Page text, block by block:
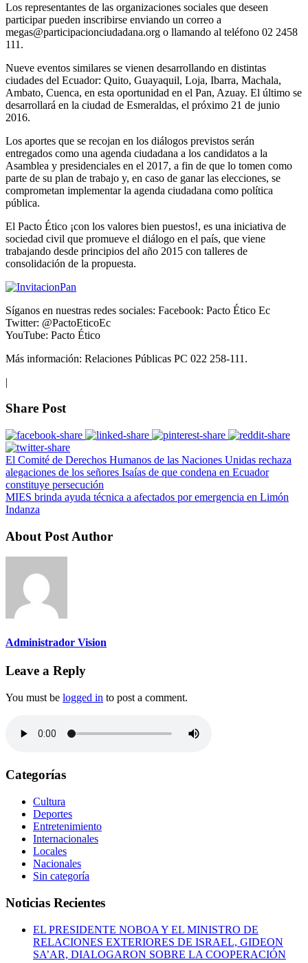
Los representantes de las organizaciones sociales que deseen
participar pueden inscribirse enviando un correo a
megas@participacionciudadana.org o llamando al teléfono 02 2458
111.
Nueve eventos similares se vienen desarrollando en distintas
ciudades del Ecuador: Quito, Guayaquil, Loja, Ibarra, Machala,
Ambato, Cuenca, en esta oportunidad en el Pan, Azuay. El último se
desarrollará en la ciudad de Esmeraldas, el próximo 21 de junio
2016.
Los aportes que se recojan en los diálogos previstos serán
entregados como una agenda ciudadana a los candidatos a la
Asamblea y presidenciales en el 2017, a fin de que lo tomen como
parte de su plan de trabajo y, en caso de ganar las elecciones, se
comprometan implementar la agenda ciudadana como política
pública.
El Pacto Ético ¡con los valores bien puestos!, es una iniciativa de
sociedad civil que promueve el diálogo en el país, que viene
trabajando desde principios del año 2015 con talleres de
consolidación de la propuesta.
Síganos en nuestras redes sociales: Facebook: Pacto Ético Ec
Twitter: @PactoEticoEc
YouTube: Pacto Ético
Más información: Relaciones Públicas PC 022 258-111.
|
Share Post
El Comité de Derechos Humanos de las Naciones Unidas rechaza
alegaciones de los señores Isaías de que condena en Ecuador
constituye persecución
MIES brinda ayuda técnica a afectados por emergencia en Limón
Indanza
About Post Author
Administrador Vision
Leave a Reply
You must be logged in to post a comment.
Categorías
Cultura
Deportes
Entretenimiento
Internacionales
Locales
Nacionales
Sin categoría
Noticias Recientes
EL PRESIDENTE NOBOA Y EL MINISTRO DE
RELACIONES EXTERIORES DE ISRAEL, GIDEON
SA’AR, DIALOGARON SOBRE LA COOPERACIÓN